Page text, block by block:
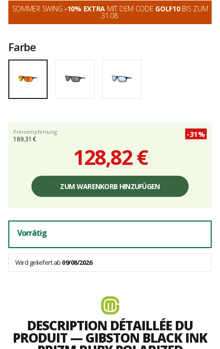
SOMMER SWING -10% EXTRA MIT DEM CODE GOLF10BIS ZUM
31.08.
Farbe
Preisempfehlung
189,31 €
-31%
128,82 €
Einzelpreis,
Gebühren
ZUM WARENKORB HINZUFÜGEN
Vorrätig
Wird geliefert ab 09/08/2026
DESCRIPTION DÉTAILLÉE DU
PRODUIT — GIBSTON BLACK INK